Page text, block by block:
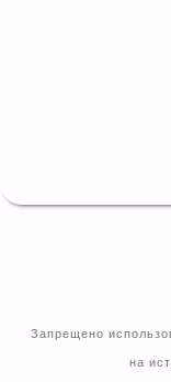
Запрещено
на